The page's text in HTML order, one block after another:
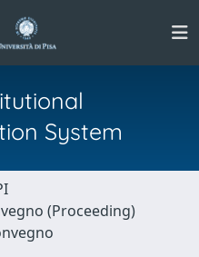
System
(Proceeding)